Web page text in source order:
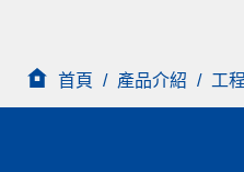
首頁 / 產品介紹 / 工